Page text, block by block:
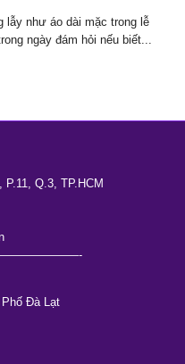
lẫy như áo dài mặc trong lễ
ngày đám hỏi nếu biết...
Q.3, TP.HCM
Đà Lạt